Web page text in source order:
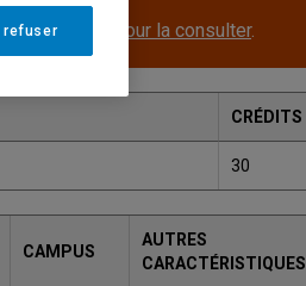
Cliquez ici pour la consulter.
CRÉDITS
30
CAMPUS
AUTRES
CARACTÉRISTIQUES
refuser